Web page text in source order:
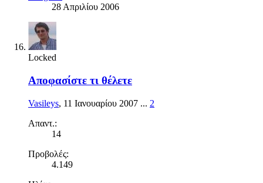
28 Απριλίου 2006
Locked
Αποφασίστε τι θέλετε
Vasileys, 11 Ιανουαρίου 2007 ... 2
Απαντ.:
14
Προβολές:
4.149